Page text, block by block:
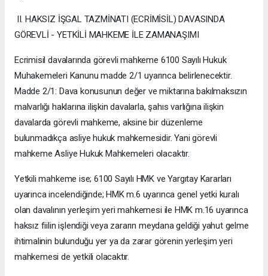
II. HAKSIZ İŞGAL TAZMİNATI (ECRİMİSİL) DAVASINDA
GÖREVLİ - YETKİLİ MAHKEME İLE ZAMANAŞIMI
Ecrimisil davalarında görevli mahkeme 6100 Sayılı Hukuk
Muhakemeleri Kanunu madde 2/1 uyarınca belirlenecektir.
Madde 2/1: Dava konusunun değer ve miktarına bakılmaksızın
malvarlığı haklarına ilişkin davalarla, şahıs varlığına ilişkin
davalarda görevli mahkeme, aksine bir düzenleme
bulunmadıkça asliye hukuk mahkemesidir. Yani görevli
mahkeme Asliye Hukuk Mahkemeleri olacaktır.
Yetkili mahkeme ise; 6100 Sayılı HMK ve Yargıtay Kararları
uyarınca incelendiğinde; HMK m.6 uyarınca genel yetki kuralı
olan davalının yerleşim yeri mahkemesi ile HMK m.16 uyarınca
haksız fiilin işlendiği veya zararın meydana geldiği yahut gelme
ihtimalinin bulunduğu yer ya da zarar görenin yerleşim yeri
mahkemesi de yetkili olacaktır.